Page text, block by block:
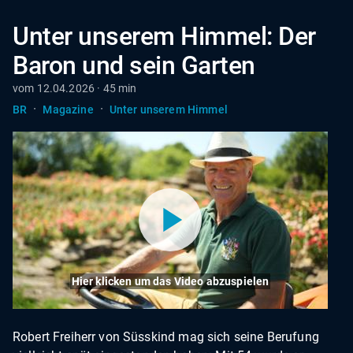
Unter unserem Himmel: Der
Baron und sein Garten
vom 12.04.2026 · 45 min
BR
· Magazine · Unter unserem Himmel
Hier klicken um das Video abzuspielen
Robert Freiherr von Süsskind mag sich seine Berufung